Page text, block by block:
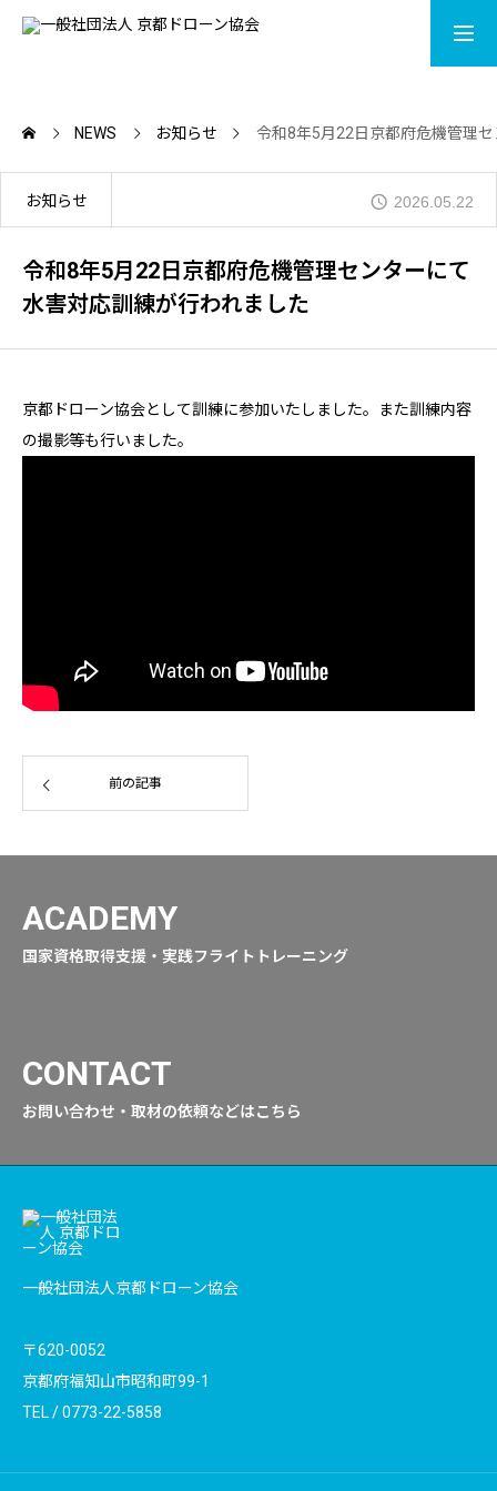
ACADEMY
DRONE SHOP
ABOUT
NEWS お知らせ 令和8年5月22日京都府危機管理
お知らせ 2026.05.22
令和8年5月22日京都府危機管理センターにて
水害対応訓練が行われました
京都ドローン協会として訓練に参加いたしました。また訓練内容
の撮影等も行いました。
前の記事
ACADEMY
国家資格取得支援・実践フライトトレーニング
CONTACT
お問い合わせ・取材の依頼などはこちら
一般社団法人京都ドローン協会
〒620-0052
京都府福知山市昭和町99-1
TEL /0773-22-5858